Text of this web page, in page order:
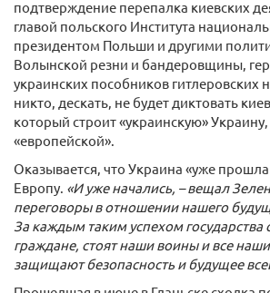
подтверждение перепалка киевских
главой польского Института
президентом Польши и другими
Волынской резни и бандеровщины,
украинских пособников гитлеровских
никто, дескать, не будет диктовать
который строит «украинскую» Украину,
«европейской».
Оказывается, что Украина «уже
Европу. «И уже начались, – вещал
переговоры в отношении нашего
За каждым таким успехом государства
граждане, стоят наши воины и все
защищают безопасность и будущее